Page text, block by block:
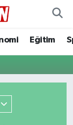
Eğitim